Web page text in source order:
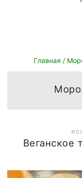
Главная /
Веганское